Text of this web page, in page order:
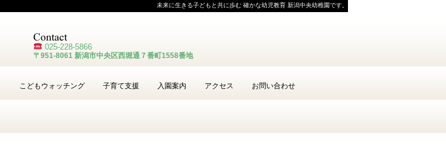
未来に生きる子どもと共に歩む 確かな幼児教育 新潟中央幼稚園です。
025-228-5866
〒951-8061 新潟市中央区西堀通７番町1558番地
こどもウォッチング 子育て支援 入園案内 アクセス お問い合わせ